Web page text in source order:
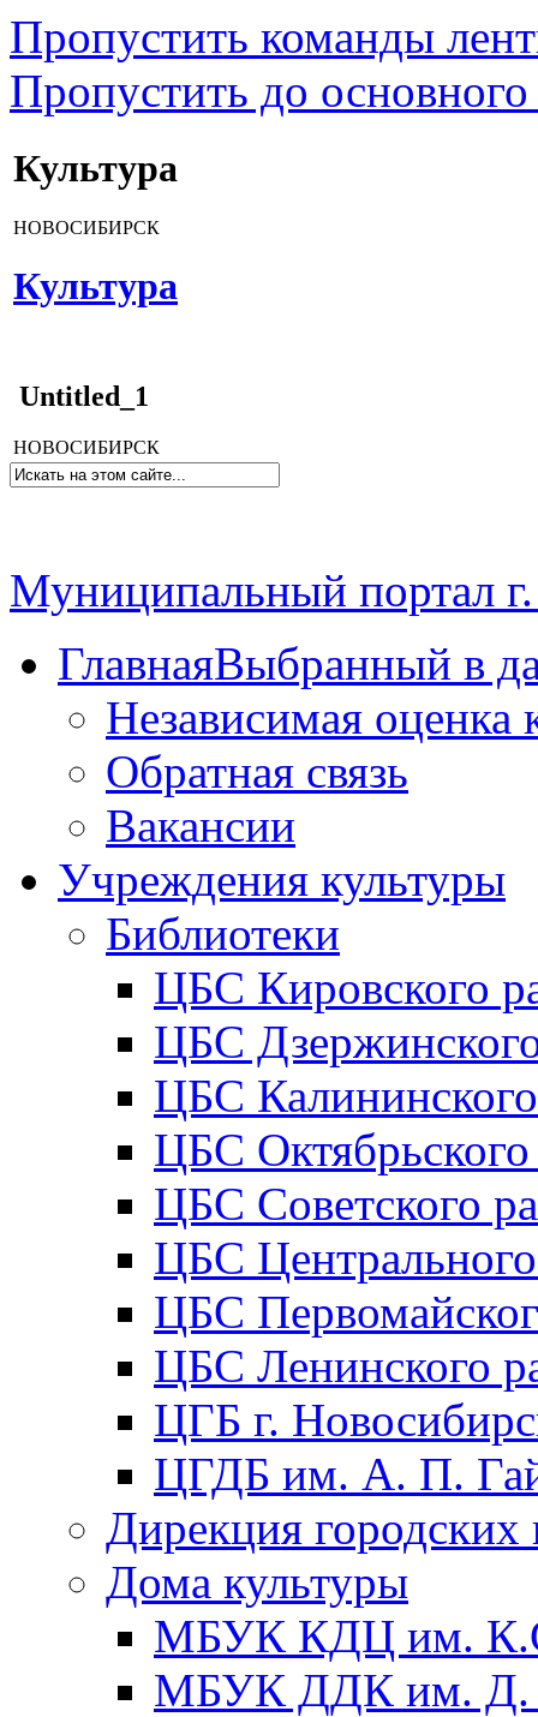
Пропустить команды
Пропустить до основного
Культура
НОВОСИБИРСК
Культура
Untitled_1
НОВОСИБИРСК
Муниципальный портал
ГлавнаяВыбранный в
Независимая оценка
Обратная связь
Вакансии
Учреждения культуры
Библиотеки
ЦБС Кировского
ЦБС
ЦБС
ЦБС
ЦБС Советского
ЦБС
ЦБС
ЦБС Ленинского
ЦГБ г.
ЦГДБ им. А. П.
Дирекция городских
Дома культуры
МБУК КДЦ им.
МБУК ДДК им. Д.